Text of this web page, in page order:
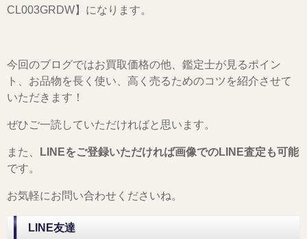
CL003GRDW】になります。
今回のブログではお買取価格の他、鑑定士が見るポイン
ト、お品物を長く使い、高く売るためのコツを紹介させて
いただきます！
ぜひご一読していただければと思います。
また、
LINEをご登録いただければ画像でのLINE査定も可能
です。
お気軽にお問い合わせくださいね。
LINE友達